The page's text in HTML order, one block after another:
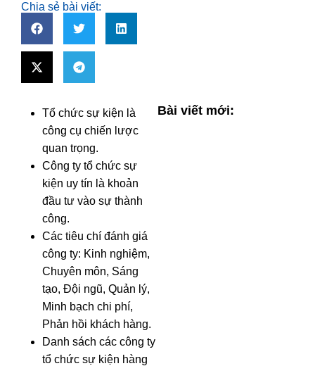
Chia sẻ bài viết:
Tổ chức sự kiện là
công cụ chiến lược
quan trọng.
Công ty tổ chức sự
kiện uy tín là khoản
đầu tư vào sự thành
công.
Các tiêu chí đánh giá
công ty: Kinh nghiệm,
Chuyên môn, Sáng
tạo, Đội ngũ, Quản lý,
Minh bạch chi phí,
Phản hồi khách hàng.
Danh sách các công ty
tổ chức sự kiện hàng
Bài viết mới: